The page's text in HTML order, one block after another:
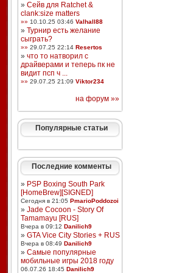
» Сейв для Ratchet &
clank:size matters
»» 10.10.25 03:46 Valhall88
» Турнир есть желание
сыграть?
»» 29.07.25 22:14 Resertos
» что то натворил с
драйверами и теперь пк не
видит псп ч ...
»» 29.07.25 21:09 Viktor234
на форум »»
Популярные статьи
Последние комменты
» PSP Boxing South Park
[HomeBrew][SIGNED]
Сегодня в 21:05 PmarioPoddozoi
» Jade Cocoon - Story Of
Tamamayu [RUS]
Вчера в 09:12 Danilich9
» GTA Vice City Stories + RUS
Вчера в 08:49 Danilich9
» Самые популярные
мобильные игры 2018 году
06.07.26 18:45 Danilich9